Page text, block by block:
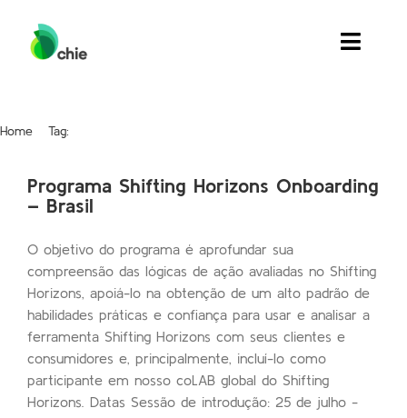
content
Toggle
Inspiração
Eventos
Contato
Search
for:
Home Tag:
Programa Shifting Horizons Onboarding
– Brasil
O objetivo do programa é aprofundar sua
compreensão das lógicas de ação avaliadas no Shifting
Horizons, apoiá-lo na obtenção de um alto padrão de
habilidades práticas e confiança para usar e analisar a
ferramenta Shifting Horizons com seus clientes e
consumidores e, principalmente, incluí-lo como
participante em nosso coLAB global do Shifting
Horizons. Datas Sessão de introdução: 25 de julho -